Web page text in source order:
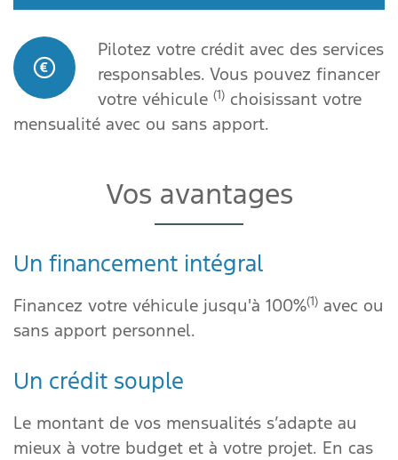
Pilotez votre crédit avec des services
responsables. Vous pouvez financer
votre véhicule (1) choisissant votre
mensualité avec ou sans apport.
Vos avantages
Un financement intégral
Financez votre véhicule jusqu'à 100%(1) avec ou
sans apport personnel.
Un crédit souple
Le montant de vos mensualités s’adapte au
mieux à votre budget et à votre projet. En cas